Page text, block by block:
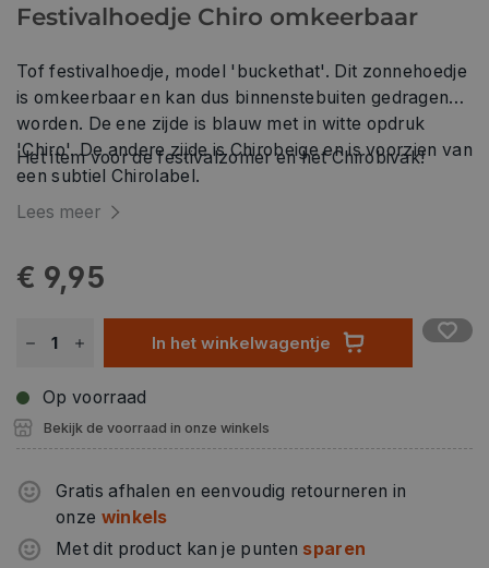
Festivalhoedje Chiro omkeerbaar
Tof festivalhoedje, model 'buckethat'. Dit zonnehoedje
is omkeerbaar en kan dus binnenstebuiten gedragen
worden. De ene zijde is blauw met in witte opdruk
'Chiro'. De andere zijde is Chirobeige en is voorzien van
een subtiel Chirolabel.
Het item voor de festivalzomer en het Chirobivak!
Lees meer
€ 9,95
In het winkelwagentje
Op voorraad
Bekijk de voorraad in onze winkels
Gratis afhalen en eenvoudig retourneren in
onze winkels
Met dit product kan je punten sparen